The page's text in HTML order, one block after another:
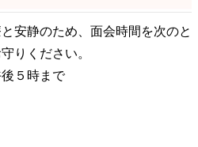
安静のため、面会時間を次のと
りください。
５時まで